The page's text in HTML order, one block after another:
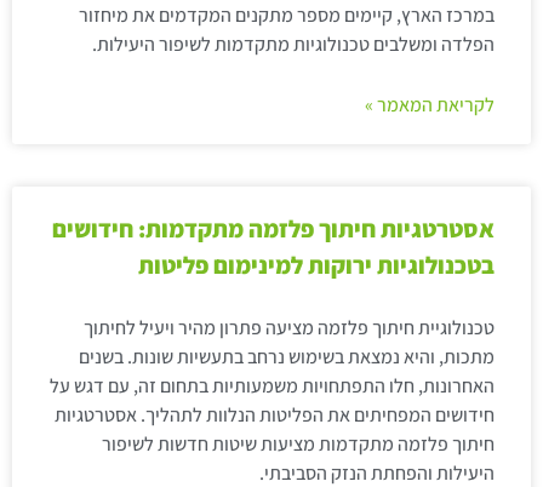
במרכז הארץ, קיימים מספר מתקנים המקדמים את מיחזור
הפלדה ומשלבים טכנולוגיות מתקדמות לשיפור היעילות.
לקריאת המאמר »
אסטרטגיות חיתוך פלזמה מתקדמות: חידושים
בטכנולוגיות ירוקות למינימום פליטות
טכנולוגיית חיתוך פלזמה מציעה פתרון מהיר ויעיל לחיתוך
מתכות, והיא נמצאת בשימוש נרחב בתעשיות שונות. בשנים
האחרונות, חלו התפתחויות משמעותיות בתחום זה, עם דגש על
חידושים המפחיתים את הפליטות הנלוות לתהליך. אסטרטגיות
חיתוך פלזמה מתקדמות מציעות שיטות חדשות לשיפור
היעילות והפחתת הנזק הסביבתי.